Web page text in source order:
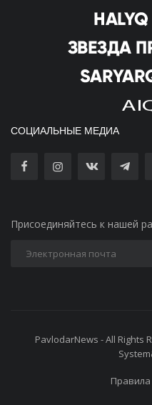
СОЦИАЛЬНЫЕ МЕДИА
Присоединяйтесь к нашей
PavlodarNews - All Rights
Правила